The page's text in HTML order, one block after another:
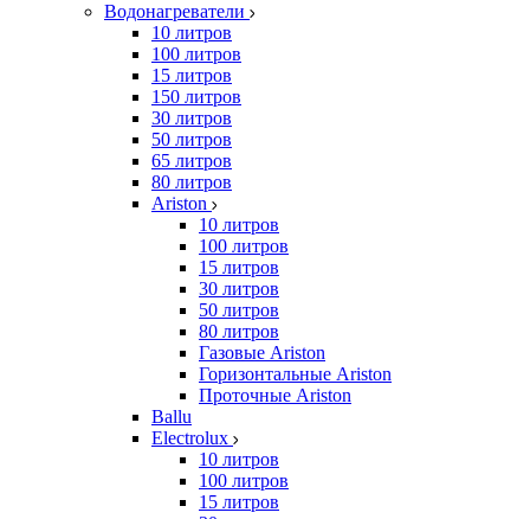
Водонагреватели
10 литров
100 литров
15 литров
150 литров
30 литров
50 литров
65 литров
80 литров
Ariston
10 литров
100 литров
15 литров
30 литров
50 литров
80 литров
Газовые Ariston
Горизонтальные Ariston
Проточные Ariston
Ballu
Electrolux
10 литров
100 литров
15 литров